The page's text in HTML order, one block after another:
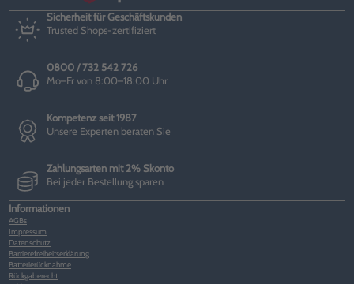
Sicherheit für Geschäftskunden
Trusted Shops-zertifiziert
0800 / 732 542 726
Mo–Fr von 8:00–18:00 Uhr
Kompetenz seit 1987
Unsere Experten beraten Sie
Zahlungsarten mit 2% Skonto
Bei jeder Bestellung sparen
Informationen
AGBs
Impressum
Datenschutz
Barrierefreiheitserklärung
Batterierücknahme
Rückgaberecht